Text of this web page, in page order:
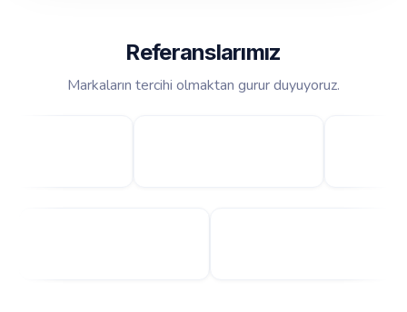
Referanslarımız
Markaların tercihi olmaktan gurur duyuyoruz.